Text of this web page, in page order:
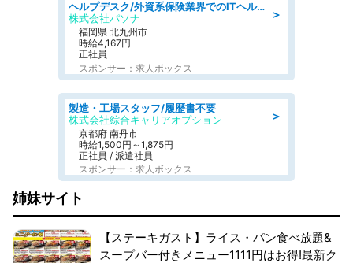
＞
ヘルプデスク/外資系保険業界でのITヘルプデスク業務/駅近/即日勤務可/ヘルプデスク
株式会社パソナ
福岡県 北九州市
時給4,167円
正社員
スポンサー：求人ボックス
＞
製造・工場スタッフ/履歴書不要
株式会社綜合キャリアオプション
京都府 南丹市
時給1,500円～1,875円
正社員 / 派遣社員
スポンサー：求人ボックス
姉妹サイト
【ステーキガスト】ライス・パン食べ放題&
スープバー付きメニュー1111円はお得!最新ク